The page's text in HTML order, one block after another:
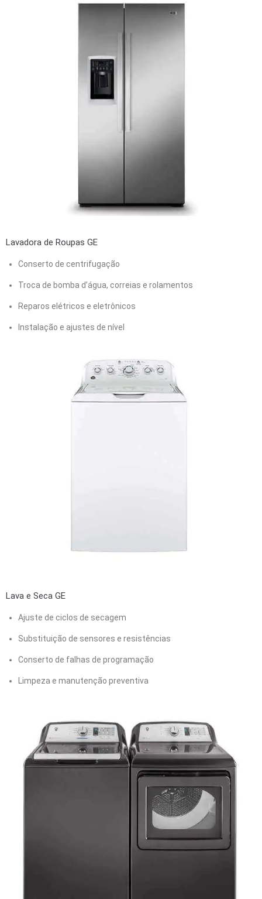
Lavadora de Roupas GE
Conserto de centrifugação
Troca de bomba d’água, correias e rolamentos
Reparos elétricos e eletrônicos
Instalação e ajustes de nível
Lava e Seca GE
Ajuste de ciclos de secagem
Substituição de sensores e resistências
Conserto de falhas de programação
Limpeza e manutenção preventiva